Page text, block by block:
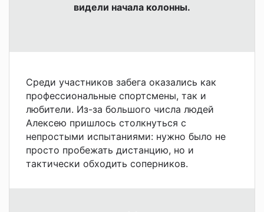
видели начала колонны.
Среди участников забега оказались как
профессиональные спортсмены, так и
любители. Из-за большого числа людей
Алексею пришлось столкнуться с
непростыми испытаниями: нужно было не
просто пробежать дистанцию, но и
тактически обходить соперников.